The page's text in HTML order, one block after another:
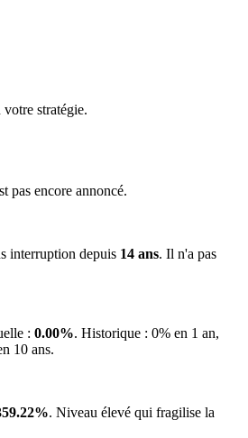
votre stratégie.
pas encore annoncé.
interruption depuis 14 ans. Il n'a pas
: 0.00%. Historique : 0% en 1 an,
10 ans.
. Niveau élevé qui fragilise la